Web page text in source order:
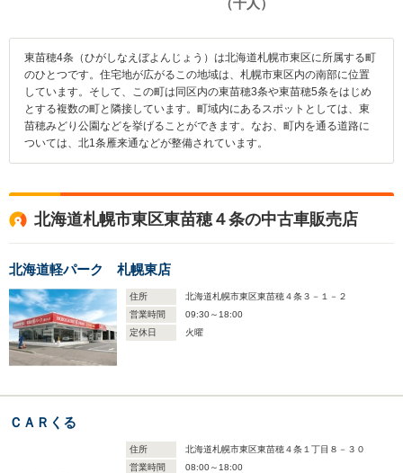
東苗穂4条（ひがしなえぼよんじょう）は北海道札幌市東区に所属する町
のひとつです。住宅地が広がるこの地域は、札幌市東区内の南部に位置
しています。そして、この町は同区内の東苗穂3条や東苗穂5条をはじめ
とする複数の町と隣接しています。町域内にあるスポットとしては、東
苗穂みどり公園などを挙げることができます。なお、町内を通る道路に
ついては、北1条雁来通などが整備されています。
北海道札幌市東区東苗穂４条の中古車販売店
北海道軽パーク 札幌東店
住所
北海道札幌市東区東苗穂４条３－１－２
営業時間
09:30～18:00
定休日
火曜
ＣＡＲくる
住所
北海道札幌市東区東苗穂４条１丁目８－３０
営業時間
08:00～18:00